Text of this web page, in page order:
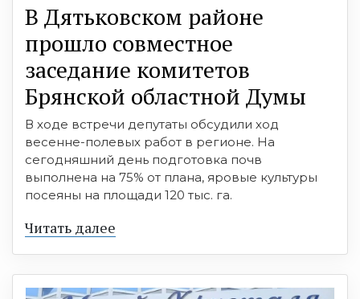
В Дятьковском районе
прошло совместное
заседание комитетов
Брянской областной Думы
В ходе встречи депутаты обсудили ход
весенне-полевых работ в регионе. На
сегодняшний день подготовка почв
выполнена на 75% от плана, яровые культуры
посеяны на площади 120 тыс. га.
Читать далее